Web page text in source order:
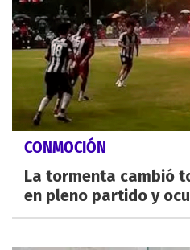
CONMOCIÓN
La tormenta cambió
en pleno partido y